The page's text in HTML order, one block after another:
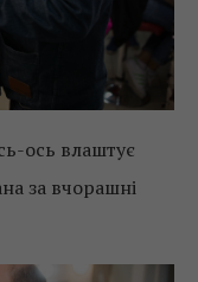
ось влаштує
за вчорашні